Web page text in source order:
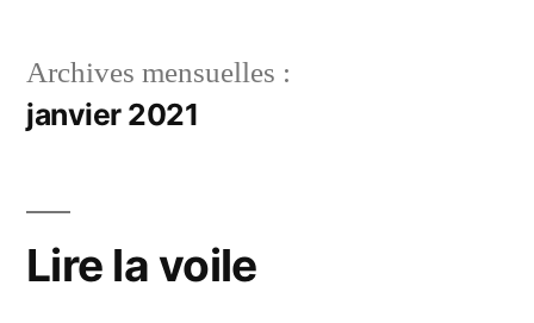
Archives mensuelles :
janvier 2021
Lire la voile